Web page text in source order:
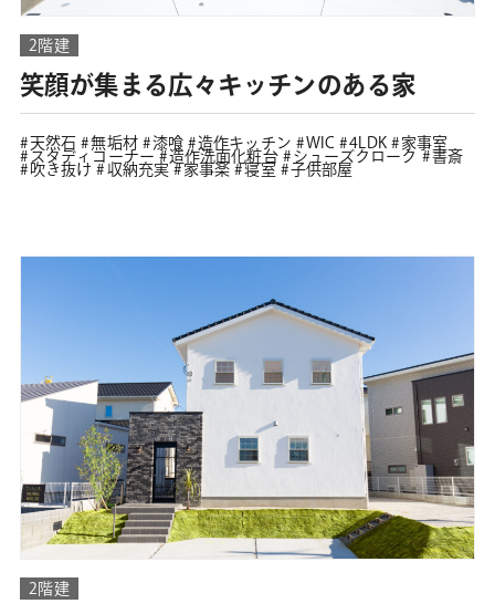
2階建
笑顔が集まる広々キッチンのある家
天然石 無垢材 漆喰 造作キッチン WIC 4LDK
家事室
スタディコーナー
造作洗面化粧台 シューズクローク
書斎
吹き抜け
収納充実 家事楽 寝室 子供部屋
2階建